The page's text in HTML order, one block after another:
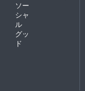
ソー
シャ
ル
グッ
ド